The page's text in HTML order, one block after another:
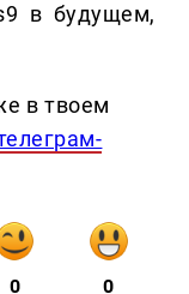
в будущем,
в твоем
0 0